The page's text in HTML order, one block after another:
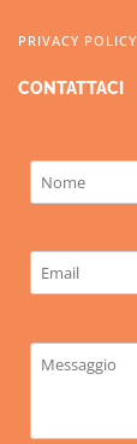
PRIVACY POLICY
CONTATTACI